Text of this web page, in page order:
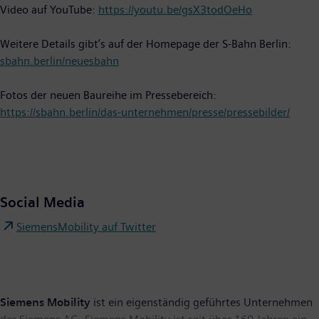
Video auf YouTube: https://youtu.be/gsX3todOeHo
Weitere Details gibt’s auf der Homepage der S-Bahn Berlin:
sbahn.berlin/neuesbahn
Fotos der neuen Baureihe im Pressebereich:
https://sbahn.berlin/das-unternehmen/presse/pressebilder/
Social Media
SiemensMobility auf Twitter
Siemens Mobility ist ein eigenständig geführtes Unternehmen